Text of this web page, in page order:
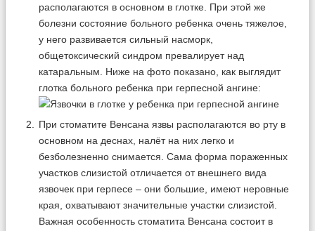
располагаются в основном в глотке. При этой же
болезни состояние больного ребенка очень тяжелое,
у него развивается сильный насморк,
общетоксический синдром превалирует над
катаральным. Ниже на фото показано, как выглядит
глотка больного ребенка при герпесной ангине:
При стоматите Венсана язвы располагаются во рту в
основном на деснах, налёт на них легко и
безболезненно снимается. Сама форма пораженных
участков слизистой отличается от внешнего вида
язвочек при герпесе – они большие, имеют неровные
края, охватывают значительные участки слизистой.
Важная особенность стоматита Венсана состоит в